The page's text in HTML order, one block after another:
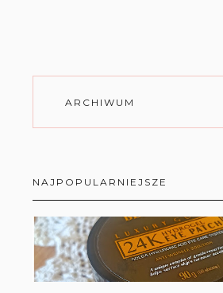
ARCHIWUM
NAJPOPULARNIEJSZE